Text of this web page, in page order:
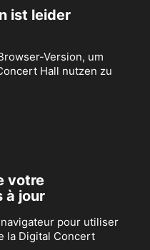
ist leider
Version, um
Hall nutzen zu
votre
à jour
pour utiliser
la Digital Concert